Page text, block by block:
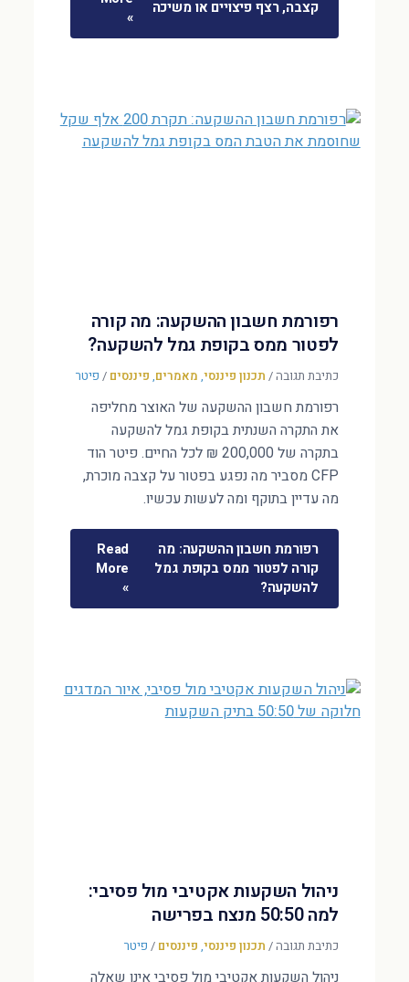
קצבה, רצף פיצויים או משיכה
»
רפורמת חשבון ההשקעה: מה קורה
לפטור ממס בקופת גמל להשקעה?
כתיבת תגובה/ תכנון פיננסי, מאמרים, פיננסים / פיטר
רפורמת חשבון ההשקעה של האוצר מחליפה
את התקרה השנתית בקופת גמל להשקעה
בתקרה של 200,000 ₪ לכל החיים. פיטר הוד
CFP מסביר מה נפגע בפטור על קצבה מוכרת,
מה עדיין בתוקף ומה לעשות עכשיו.
רפורמת חשבון ההשקעה: מה
קורה לפטור ממס בקופת גמל
להשקעה?
Read
More
»
ניהול השקעות אקטיבי מול פסיבי:
למה 50:50 מנצח בפרישה
כתיבת תגובה/ תכנון פיננסי, פיננסים / פיטר